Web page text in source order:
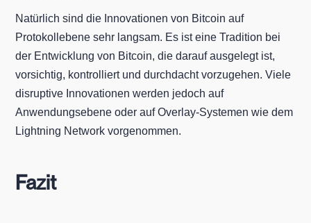
Natürlich sind die Innovationen von Bitcoin auf
Protokollebene sehr langsam. Es ist eine Tradition bei
der Entwicklung von Bitcoin, die darauf ausgelegt ist,
vorsichtig, kontrolliert und durchdacht vorzugehen. Viele
disruptive Innovationen werden jedoch auf
Anwendungsebene oder auf Overlay-Systemen wie dem
Lightning Network vorgenommen.
Fazit